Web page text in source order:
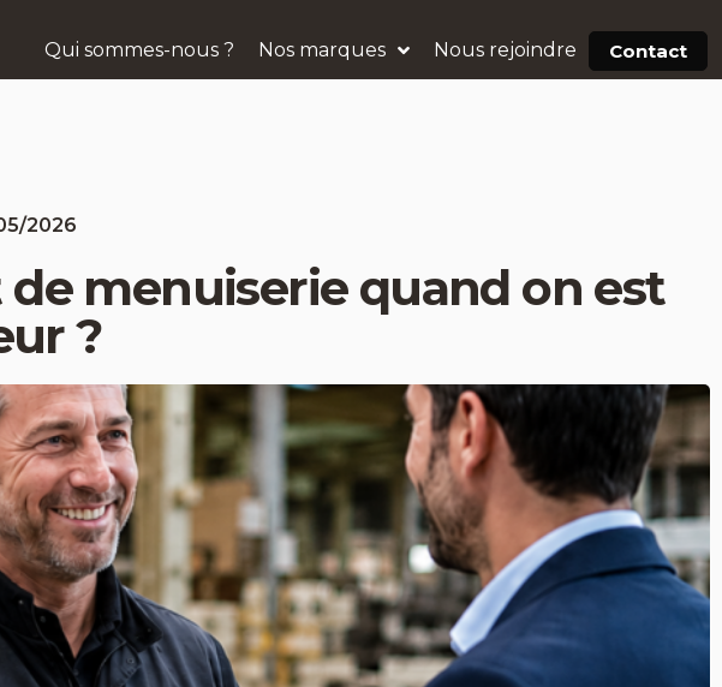
Qui sommes-nous ? Nos marques Nous rejoindre Contact
2026
menuiserie quand on est
?